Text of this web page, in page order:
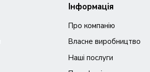
Інформація
Про компанію
Власне виробництво
Наші послуги